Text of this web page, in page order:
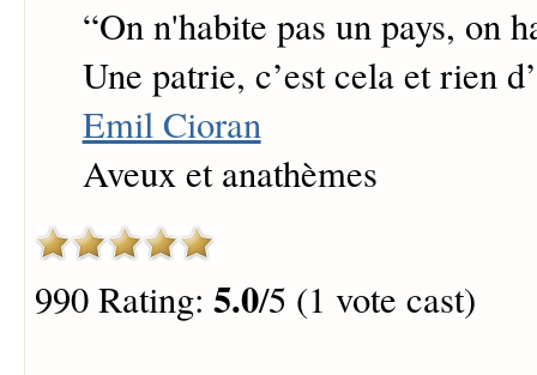
“On n'habite pas un pays, on
Une patrie, c’est cela et rien
Emil Cioran
Aveux et anathèmes
990 Rating: 5.0/5 (1 vote cast)